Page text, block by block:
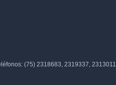
(75) 2318683, 2319337, 2313011